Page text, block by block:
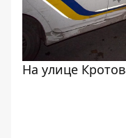
На улице